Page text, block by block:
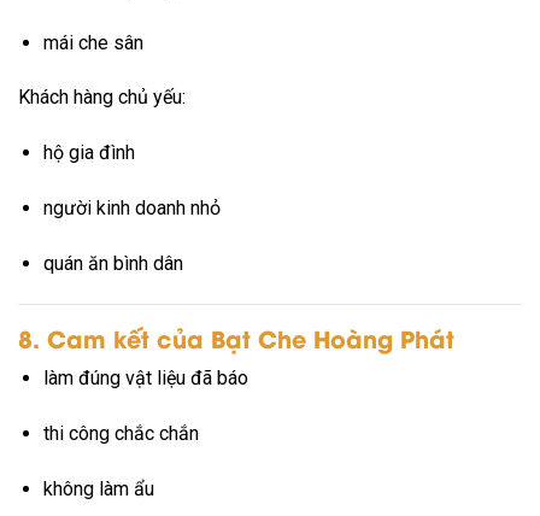
mái che sân
Khách hàng chủ yếu:
hộ gia đình
người kinh doanh nhỏ
quán ăn bình dân
8. Cam kết của Bạt Che Hoàng Phát
làm đúng vật liệu đã báo
thi công chắc chắn
không làm ẩu